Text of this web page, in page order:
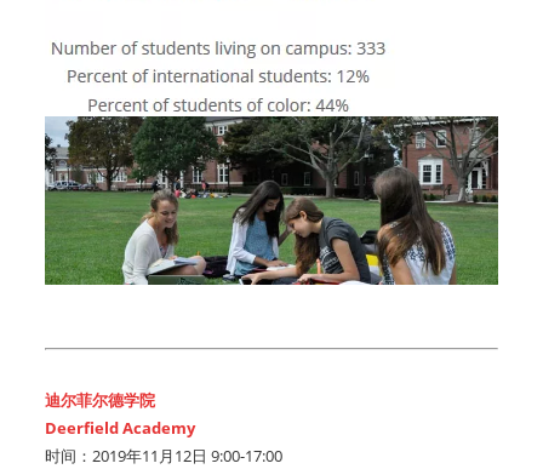
迪尔菲尔德学院
Deerfield Academy
时间：2019年11月12日 9:00-17:00